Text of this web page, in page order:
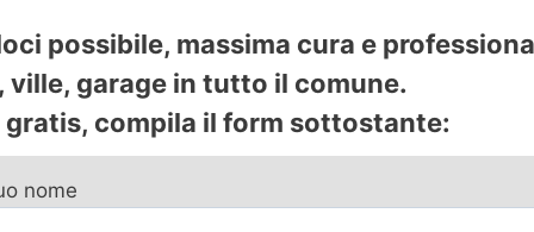
possibile, massima cura e
garage in tutto il comune.
compila il form sottostante:
nome